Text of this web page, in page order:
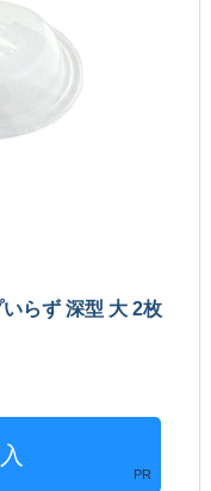
らず 深型 大 2枚
PR